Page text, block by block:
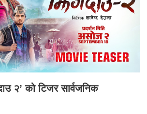
२’ को टिजर सार्वजनिक